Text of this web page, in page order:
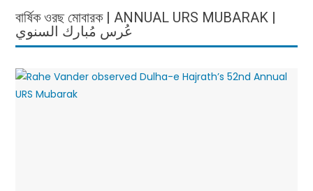
বার্ষিক ওরছ মোবারক | ANNUAL URS MUBARAK |
عُرس مُبارك السنوي